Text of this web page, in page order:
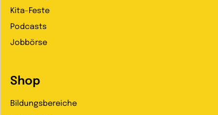
Kita-Feste
Podcasts
Jobbörse
Shop
Bildungsbereiche